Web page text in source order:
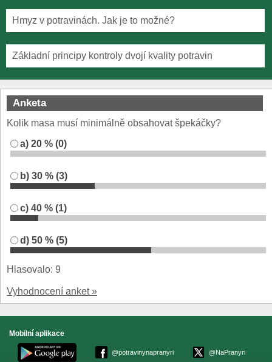
Hmyz v potravinách. Jak je to možné?
Základní principy kontroly dvojí kvality potravin
Anketa
Kolik masa musí minimálně obsahovat špekáčky?
a) 20 % (0)
b) 30 % (3)
c) 40 % (1)
d) 50 % (5)
Hlasovalo: 9
Vyhodnocení anket »
Mobilní aplikace
@potravinynapranyri @NaPranyri